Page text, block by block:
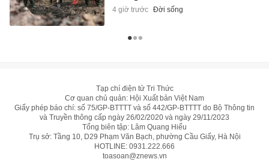
4 giờ trước Đời sống
Tạp chí điện tử Tri Thức
Cơ quan chủ quản: Hội Xuất bản Việt Nam
Giấy phép báo chí: số 75/GP-BTTTT và số 442/GP-BTTTT do Bộ Thông tin
và Truyền thông cấp ngày 26/02/2020 và ngày 29/11/2023
Tổng biên tập: Lâm Quang Hiếu
Trụ sở: Tầng 10, D29 Phạm Văn Bạch, phường Cầu Giấy, Hà Nội
HOTLINE: 0931.222.666
toasoan@znews.vn